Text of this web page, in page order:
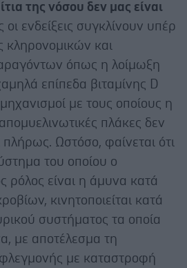
της νόσου δεν μας είναι
οι ενδείξεις συγκλίνουν υπέρ
κληρονομικών και
όπως η λοίμωξη
επίπεδα βιταμίνης D
με τους οποίους η
πλάκες δεν
πλήρως. Ωστόσο, φαίνεται ότι
του οποίου ο
ρόλος είναι η άμυνα κατά
κινητοποιείται κατά
συστήματος τα οποία
με αποτέλεσμα τη
με καταστροφή